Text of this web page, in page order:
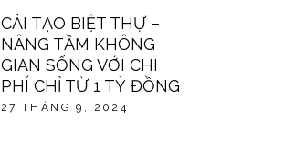
CẢI TẠO BIỆT THỰ –
NÂNG TẦM KHÔNG
GIAN SỐNG VỚI CHI
PHÍ CHỈ TỪ 1 TỶ ĐỒNG
27 THÁNG 9, 2024